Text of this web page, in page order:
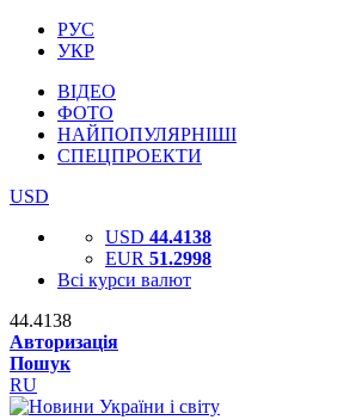
РУС
УКР
ВІДЕО
ФОТО
НАЙПОПУЛЯРНІШІ
СПЕЦПРОЕКТИ
USD
USD 44.4138
EUR 51.2998
Всі курси валют
44.4138
Авторизація
Пошук
RU